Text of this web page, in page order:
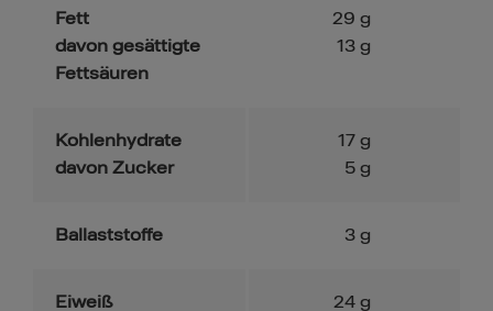
Fett
davon gesättigte
Fettsäuren
29 g
13 g
Kohlenhydrate
davon Zucker
17 g
5 g
Ballaststoffe 3 g
Eiweiß 24 g